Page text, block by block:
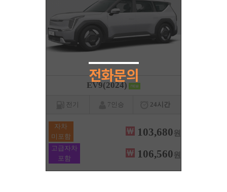
EV9(2024)
전기 7인승 24시간
자차
미포함
103,680원
고급자차
포함
106,560원